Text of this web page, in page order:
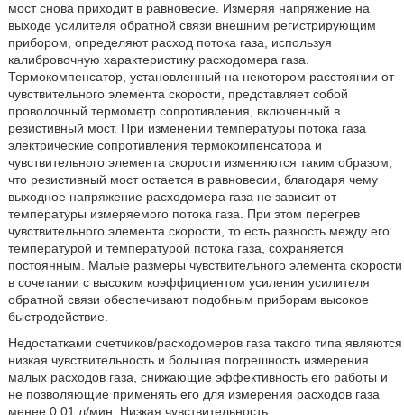
мост снова приходит в равновесие. Измеряя напряжение на
выходе усилителя обратной связи внешним регистрирующим
прибором, определяют расход потока газа, используя
калибровочную характеристику расходомера газа.
Термокомпенсатор, установленный на некотором расстоянии от
чувствительного элемента скорости, представляет собой
проволочный термометр сопротивления, включенный в
резистивный мост. При изменении температуры потока газа
электрические сопротивления термокомпенсатора и
чувствительного элемента скорости изменяются таким образом,
что резистивный мост остается в равновесии, благодаря чему
выходное напряжение расходомера газа не зависит от
температуры измеряемого потока газа. При этом перегрев
чувствительного элемента скорости, то есть разность между его
температурой и температурой потока газа, сохраняется
постоянным. Малые размеры чувствительного элемента скорости
в сочетании с высоким коэффициентом усиления усилителя
обратной связи обеспечивают подобным приборам высокое
быстродействие.
Недостатками счетчиков/расходомеров газа такого типа являются
низкая чувствительность и большая погрешность измерения
малых расходов газа, снижающие эффективность его работы и
не позволяющие применять его для измерения расходов газа
менее 0,01 л/мин. Низкая чувствительность